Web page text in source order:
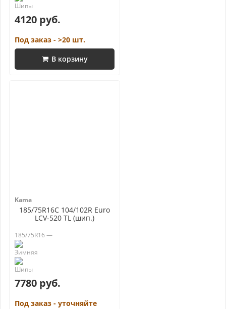
4120 руб.
Под заказ - >20 шт.
В корзину
Kama
185/75R16C 104/102R Euro
LCV-520 TL (шип.)
185/75R16 —
7780 руб.
Под заказ - уточняйте